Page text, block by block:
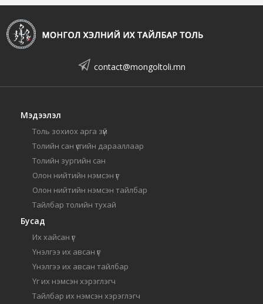
contact@mongoltoli.mn
Мэдээлэл
Толь зохиох арга зүй
Толийн сан үсгийн дарааллаар
Толийн зургийн сан
Олон нийтийн нэмсэн үг
Олон нийтийн нэмсэн тайлбар
Тайлбар толийн тухай
Бусад
Их хайсан үг
Үнэлгээ их авсан үг
Үнэлгээ их авсан тайлбар
Үг их нэмсэн хэрэглэгч
Тайлбар их нэмсэн хэрэглэгч